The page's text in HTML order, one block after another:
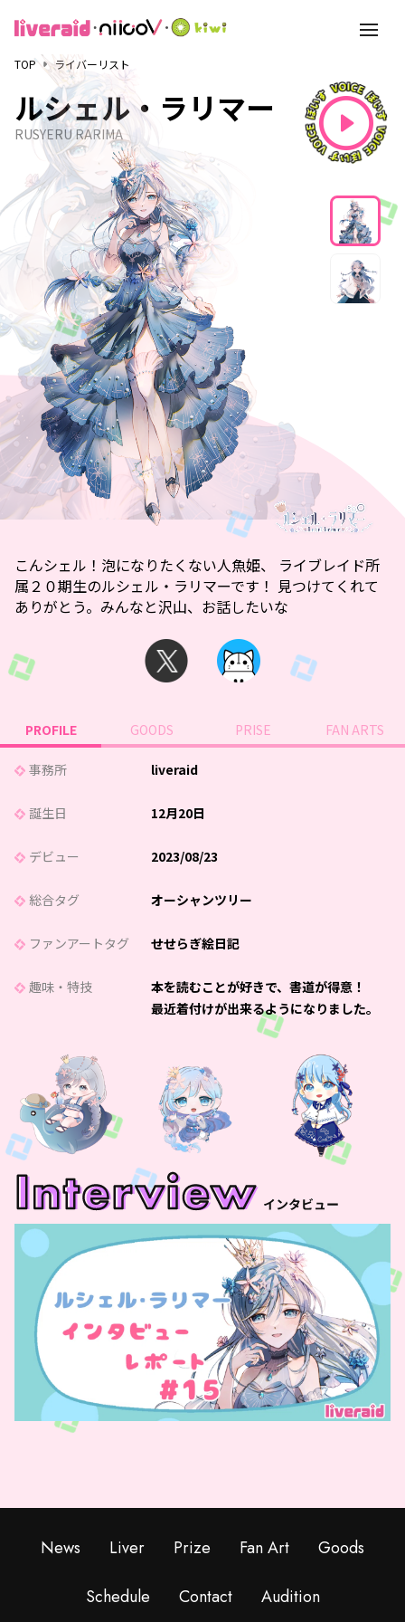
toggle
TOP ライバーリスト
ルシェル・ラリマー
RUSYERU RARIMA
こんシェル！泡になりたくない人魚姫、 ライブレイド所
属２０期生のルシェル・ラリマーです！ 見つけてくれて
ありがとう。みんなと沢山、お話したいな
PROFILE GOODS PRISE FAN ARTS
事務所 liveraid
誕生日 12月20日
デビュー 2023/08/23
総合タグ オーシャンツリー
ファンアートタグ せせらぎ絵日記
趣味・特技
本を読むことが好きで、書道が得意！
最近着付けが出来るようになりました。
News Liver Prize Fan Art Goods
Schedule Contact Audition